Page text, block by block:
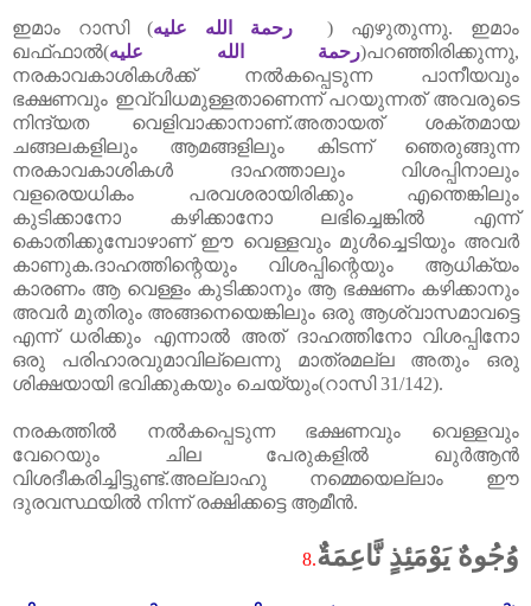
ഇമാം റാസി (رحمة الله عليه
) എഴുതുന്നു. ഇമാം
ഖഫ്ഫാൽ(رحمة الله عليه)പറഞ്ഞിരിക്കുന്നു,
നരകാവകാശികൾക്ക്‌ നൽകപ്പെടുന്ന പാനീയവും
ഭക്ഷണവും ഇവ്വിധമുള്ളതാണെന്ന് പറയുന്നത്‌ അവരുടെ
നിന്ദ്യത വെളിവാക്കാനാണ്‌.അതായത്‌ ശക്തമായ
ചങ്ങലകളിലും ആമങ്ങളിലും കിടന്ന് ഞെരുങ്ങുന്ന
നരകാവകാശികൾ ദാഹത്താലും വിശപ്പിനാലും
വളരെയധികം പരവശരായിരിക്കും എന്തെങ്കിലും
കുടിക്കാനോ കഴിക്കാനോ ലഭിച്ചെങ്കിൽ എന്ന്
കൊതിക്കുമ്പോഴാണ്‌ ഈ വെള്ളവും മുൾച്ചെടിയും അവർ
കാണുക.ദാഹത്തിന്റെയും വിശപ്പിന്റെയും ആധിക്യം
കാരണം ആ വെള്ളം കുടിക്കാനും ആ ഭക്ഷണം കഴിക്കാനും
അവർ മുതിരും അങ്ങനെയെങ്കിലും ഒരു ആശ്വാസമാവട്ടെ
എന്ന് ധരിക്കും എന്നാൽ അത്‌ ദാഹത്തിനോ വിശപ്പിനോ
ഒരു പരിഹാരവുമാവില്ലെന്നു മാത്രമല്ല അതും ഒരു
ശിക്ഷയായി ഭവിക്കുകയും ചെയ്യും(റാസി31/142).
നരകത്തിൽ നൽകപ്പെടുന്ന ഭക്ഷണവും വെള്ളവും
വേറെയും ചില പേരുകളിൽ ഖുർആൻ
വിശദീകരിച്ചിട്ടുണ്ട്‌.അല്ലാഹു നമ്മെയെല്ലാം ഈ
ദുരവസ്ഥയിൽ നിന്ന് രക്ഷിക്കട്ടെ ആമീൻ.
8.وُجُوهٌ يَوْمَئِذٍ نَّاعِمَةٌ